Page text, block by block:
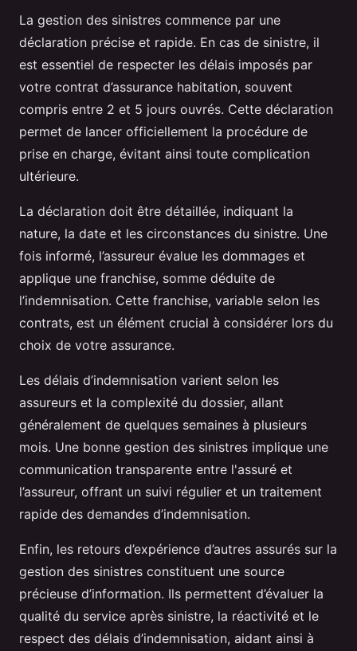
La gestion des sinistres commence par une
déclaration précise et rapide. En cas de sinistre, il
est essentiel de respecter les délais imposés par
votre contrat d’assurance habitation, souvent
compris entre 2 et 5 jours ouvrés. Cette déclaration
permet de lancer officiellement la procédure de
prise en charge, évitant ainsi toute complication
ultérieure.
La déclaration doit être détaillée, indiquant la
nature, la date et les circonstances du sinistre. Une
fois informé, l’assureur évalue les dommages et
applique une franchise, somme déduite de
l’indemnisation. Cette franchise, variable selon les
contrats, est un élément crucial à considérer lors du
choix de votre assurance.
Les délais d’indemnisation varient selon les
assureurs et la complexité du dossier, allant
généralement de quelques semaines à plusieurs
mois. Une bonne gestion des sinistres implique une
communication transparente entre l'assuré et
l’assureur, offrant un suivi régulier et un traitement
rapide des demandes d’indemnisation.
Enfin, les retours d’expérience d’autres assurés sur la
gestion des sinistres constituent une source
précieuse d’information. Ils permettent d’évaluer la
qualité du service après sinistre, la réactivité et le
respect des délais d’indemnisation, aidant ainsi à